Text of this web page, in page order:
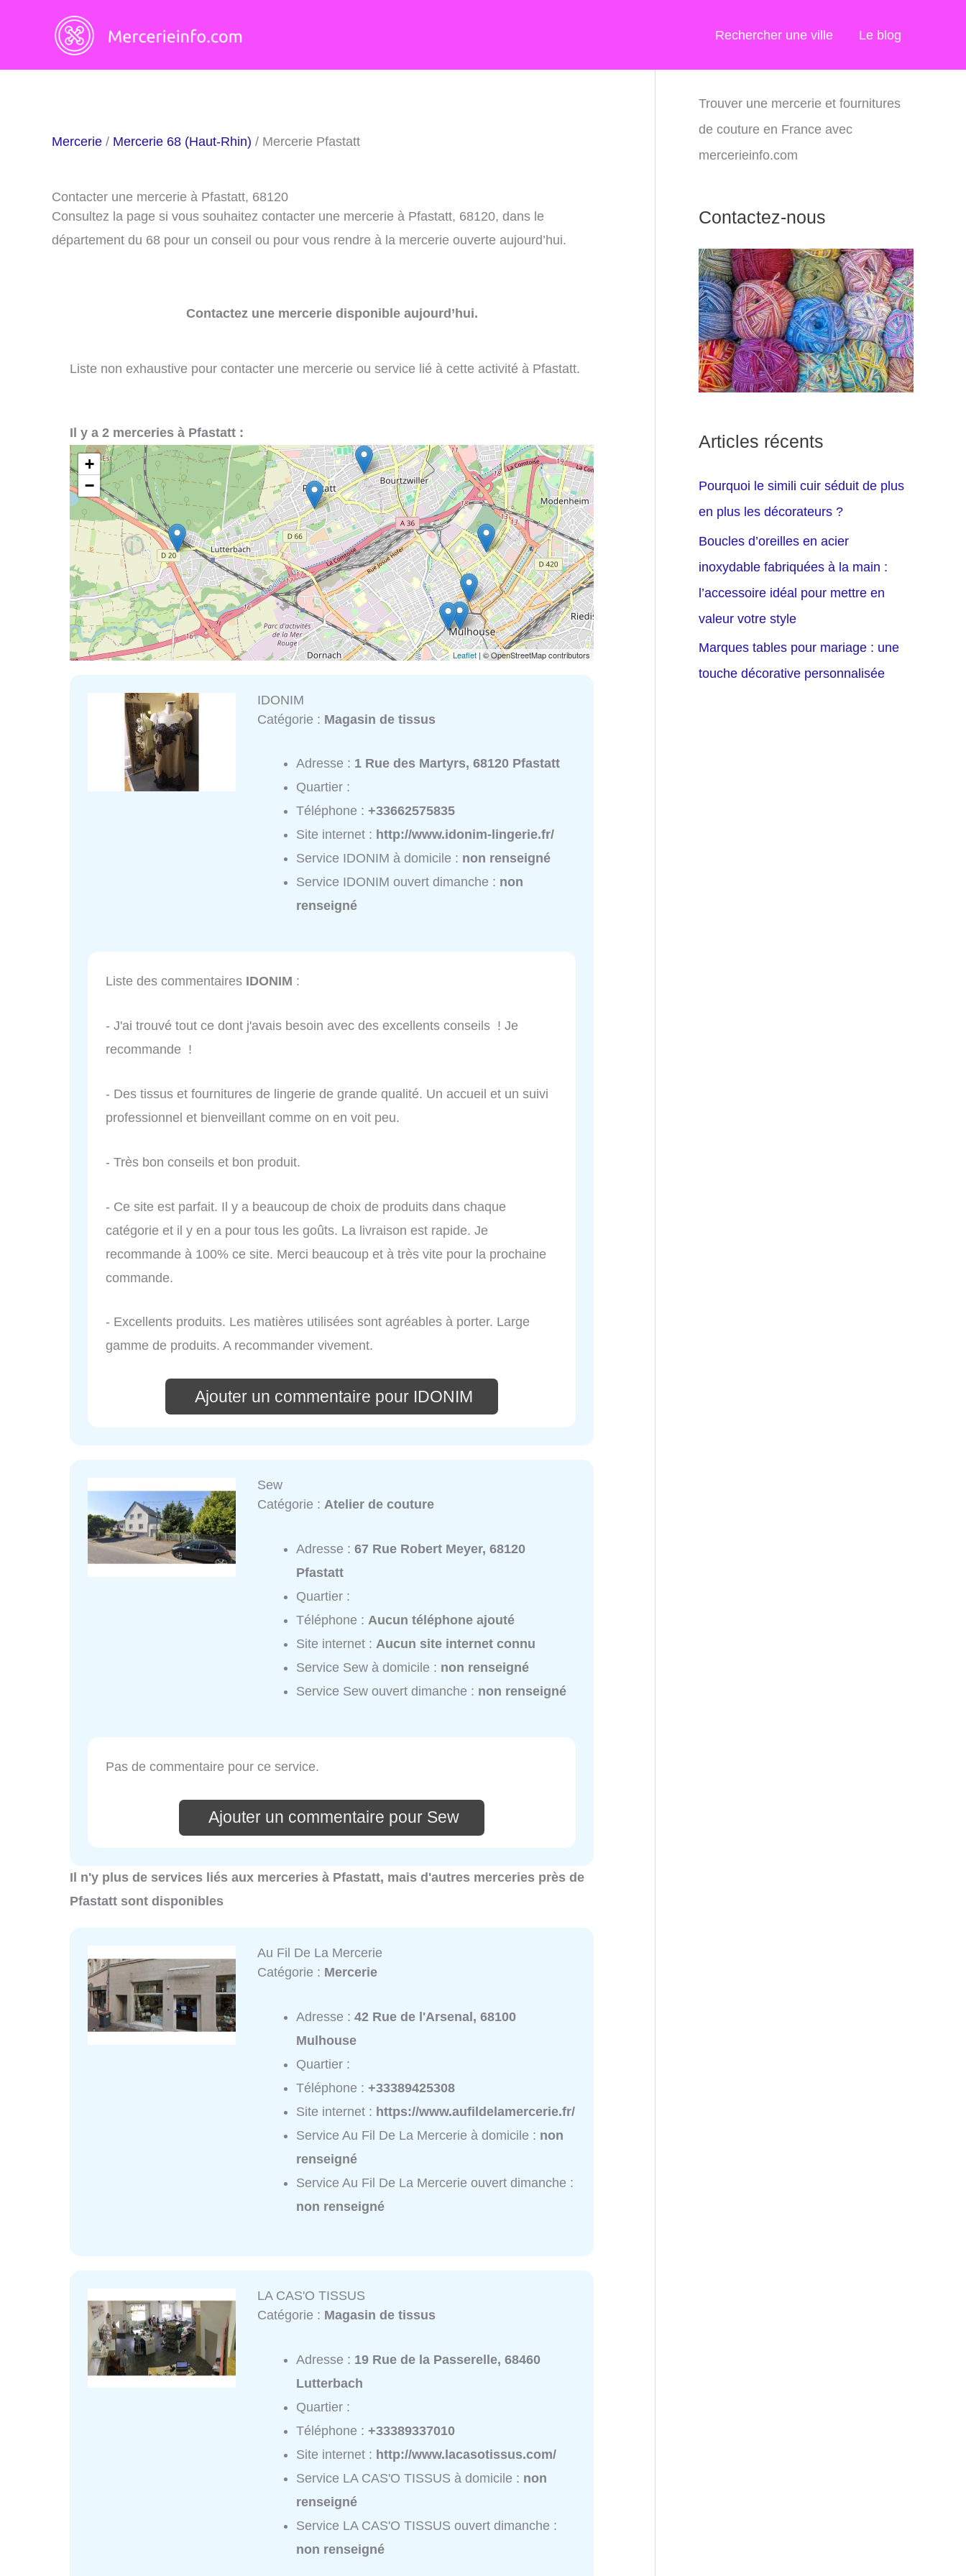
Rechercher une ville Le blog
Mercerie / Mercerie 68 (Haut-Rhin) / Mercerie Pfastatt
Contacter une mercerie à Pfastatt, 68120
Consultez la page si vous souhaitez contacter une mercerie à Pfastatt, 68120, dans le
département du 68 pour un conseil ou pour vous rendre à la mercerie ouverte aujourd’hui.
Contactez une mercerie disponible aujourd’hui.
Liste non exhaustive pour contacter une mercerie ou service lié à cette activité à Pfastatt.
Il y a 2 merceries à Pfastatt :
+
−
Leaflet | © OpenStreetMap contributors
IDONIM
Catégorie : Magasin de tissus
Adresse : 1 Rue des Martyrs, 68120 Pfastatt
Quartier :
Téléphone :+33662575835
Site internet : http://www.idonim-lingerie.fr/
Service IDONIM à domicile : non renseigné
Service IDONIM ouvert dimanche : non
renseigné
Liste des commentaires IDONIM :
- J'ai trouvé tout ce dont j'avais besoin avec des excellents conseils ! Je
recommande !
- Des tissus et fournitures de lingerie de grande qualité. Un accueil et un suivi
professionnel et bienveillant comme on en voit peu.
- Très bon conseils et bon produit.
- Ce site est parfait. Il y a beaucoup de choix de produits dans chaque
catégorie et il y en a pour tous les goûts. La livraison est rapide. Je
recommande à 100% ce site. Merci beaucoup et à très vite pour la prochaine
commande.
- Excellents produits. Les matières utilisées sont agréables à porter. Large
gamme de produits. A recommander vivement.
Ajouter un commentaire pour IDONIM
Sew
Catégorie : Atelier de couture
Adresse :67 Rue Robert Meyer, 68120
Pfastatt
Quartier :
Téléphone : Aucun téléphone ajouté
Site internet : Aucun site internet connu
Service Sew à domicile : non renseigné
Service Sew ouvert dimanche : non renseigné
Pas de commentaire pour ce service.
Ajouter un commentaire pour Sew
Il n'y plus de services liés aux merceries à Pfastatt, mais d'autres merceries près de
Pfastatt sont disponibles
Au Fil De La Mercerie
Catégorie : Mercerie
Adresse :42 Rue de l'Arsenal, 68100
Mulhouse
Quartier :
Téléphone :+33389425308
Site internet : https://www.aufildelamercerie.fr/
Service Au Fil De La Mercerie à domicile : non
renseigné
Service Au Fil De La Mercerie ouvert dimanche :
non renseigné
LA CAS'O TISSUS
Catégorie : Magasin de tissus
Adresse : 19 Rue de la Passerelle, 68460
Lutterbach
Quartier :
Téléphone :+33389337010
Site internet : http://www.lacasotissus.com/
Service LA CAS'O TISSUS à domicile : non
renseigné
Service LA CAS'O TISSUS ouvert dimanche :
non renseigné
Trouver une mercerie et fournitures
de couture en France avec
mercerieinfo.com
Contactez-nous
Articles récents
Pourquoi le simili cuir séduit de plus
en plus les décorateurs ?
Boucles d’oreilles en acier
inoxydable fabriquées à la main :
l’accessoire idéal pour mettre en
valeur votre style
Marques tables pour mariage : une
touche décorative personnalisée